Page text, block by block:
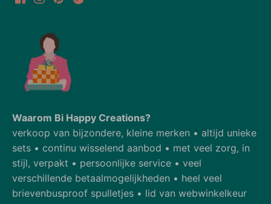
Waarom Bi Happy Creations?
verkoop van bijzondere, kleine merken • altijd unieke
sets • continu wisselend aanbod • met veel zorg, in
stijl, verpakt • persoonlijke service • veel
verschillende betaalmogelijkheden • heel veel
brievenbusproof spulletjes • lid van webwinkelkeur